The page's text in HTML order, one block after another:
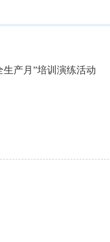
产月”培训演练活动